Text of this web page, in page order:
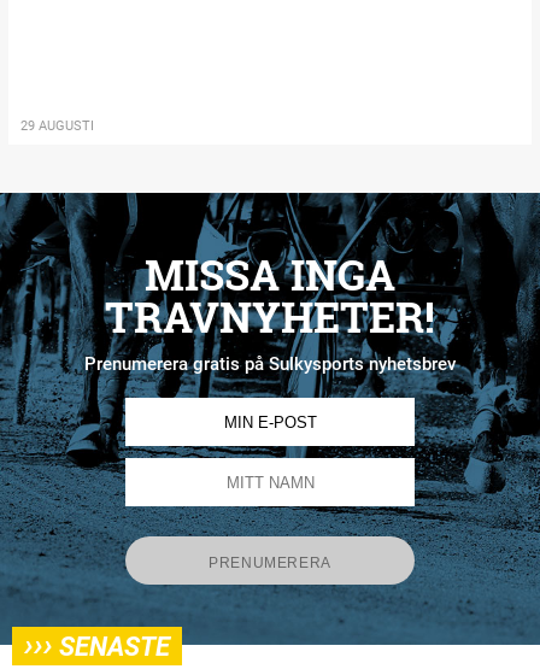
29 AUGUSTI
MISSA INGA
TRAVNYHETER!
Prenumerera gratis på Sulkysports nyhetsbrev
››› SENASTE